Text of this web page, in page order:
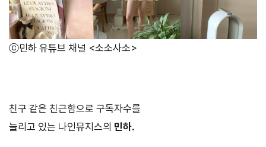
ⓒ민하 유튜브 채널 <소소사소>
친구 같은 친근함으로 구독자수를
늘리고 있는 나인뮤지스의 민하.